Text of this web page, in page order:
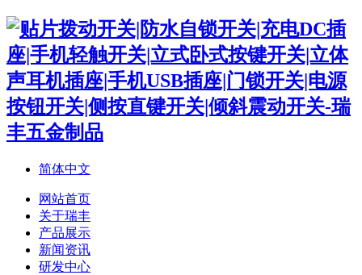
简体中文
网站首页
关于瑞丰
产品展示
新闻资讯
研发中心